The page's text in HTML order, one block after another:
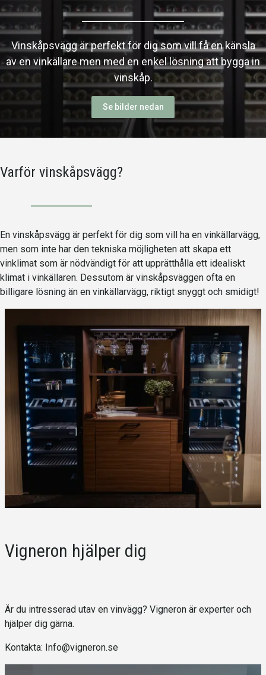
Vinskåpsvägg är perfekt för dig som vill få en känsla
av en vinkällare men med en enkel lösning att bygga in
vinskåp.
Se bilder nedan
Varför vinskåpsvägg?
En vinskåpsvägg är perfekt för dig som vill ha en vinkällarvägg,
men som inte har den tekniska möjligheten att skapa ett
vinklimat som är nödvändigt för att upprätthålla ett idealiskt
klimat i vinkällaren. Dessutom är vinskåpsväggen ofta en
billigare lösning än en vinkällarvägg, riktigt snyggt och smidigt!
Vigneron hjälper dig
Är du intresserad utav en vinvägg? Vigneron är experter och
hjälper dig gärna.
Kontakta: Info@vigneron.se